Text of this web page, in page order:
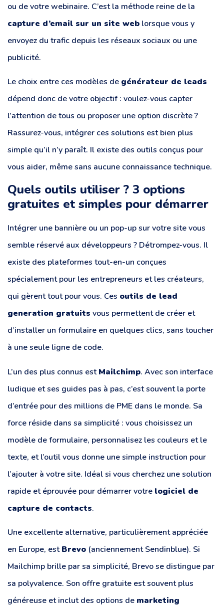
ou de votre webinaire. C’est la méthode reine de la
capture d’email sur un site web lorsque vous y
envoyez du trafic depuis les réseaux sociaux ou une
publicité.
Le choix entre ces modèles de générateur de leads
dépend donc de votre objectif : voulez-vous capter
l’attention de tous ou proposer une option discrète ?
Rassurez-vous, intégrer ces solutions est bien plus
simple qu’il n’y paraît. Il existe des outils conçus pour
vous aider, même sans aucune connaissance technique.
Quels outils utiliser ? 3 options
gratuites et simples pour démarrer
Intégrer une bannière ou un pop-up sur votre site vous
semble réservé aux développeurs ? Détrompez-vous. Il
existe des plateformes tout-en-un conçues
spécialement pour les entrepreneurs et les créateurs,
qui gèrent tout pour vous. Ces outils de lead
generation gratuits vous permettent de créer et
d’installer un formulaire en quelques clics, sans toucher
à une seule ligne de code.
L’un des plus connus estMailchimp. Avec son interface
ludique et ses guides pas à pas, c’est souvent la porte
d’entrée pour des millions de PME dans le monde. Sa
force réside dans sa simplicité : vous choisissez un
modèle de formulaire, personnalisez les couleurs et le
texte, et l’outil vous donne une simple instruction pour
l’ajouter à votre site. Idéal si vous cherchez une solution
rapide et éprouvée pour démarrer votre logiciel de
capture de contacts.
Une excellente alternative, particulièrement appréciée
en Europe, estBrevo (anciennement Sendinblue). Si
Mailchimp brille par sa simplicité, Brevo se distingue par
sa polyvalence. Son offre gratuite est souvent plus
généreuse et inclut des options de marketing